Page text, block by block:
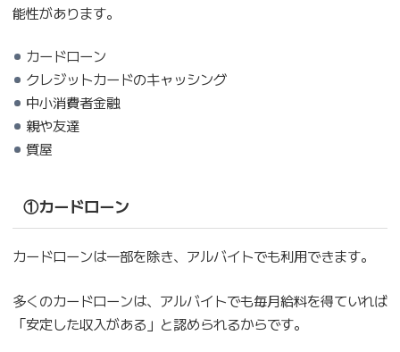
能性があります。
カードローン
クレジットカードのキャッシング
中小消費者金融
親や友達
質屋
①カードローン
カードローンは一部を除き、アルバイトでも利用できます。
多くのカードローンは、アルバイトでも毎月給料を得ていれば
「安定した収入がある」と認められるからです。